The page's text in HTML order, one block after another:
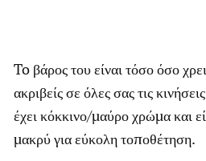
To βάρος του είναι τόσο όσο
ακριβείς σε όλες σας τις
έχει κόκκινο/μαύρο χρώμα και
μακρύ για εύκολη τοποθέτηση.